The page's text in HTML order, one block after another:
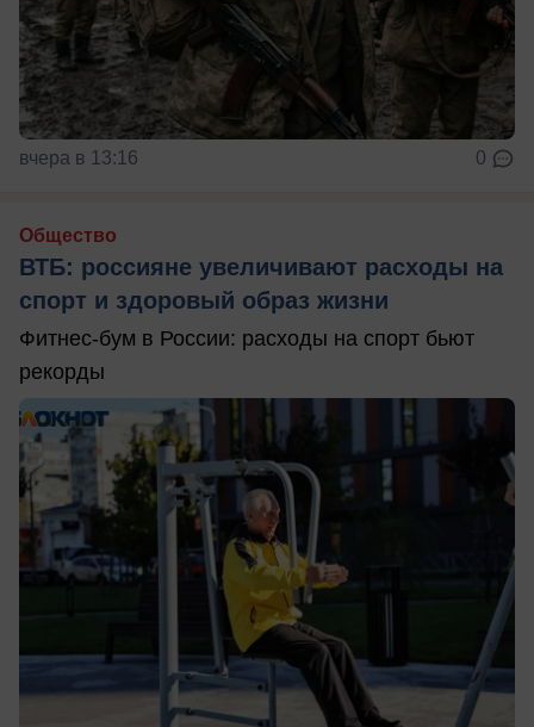
вчера в 13:16 0
Общество
ВТБ: россияне увеличивают расходы на
спорт и здоровый образ жизни
Фитнес-бум в России: расходы на спорт бьют
рекорды